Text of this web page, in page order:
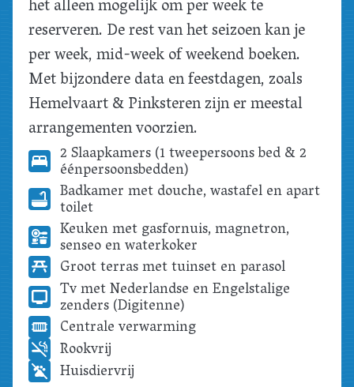
het alleen mogelijk om per week te
reserveren. De rest van het seizoen kan je
per week, mid-week of weekend boeken.
Met bijzondere data en feestdagen, zoals
Hemelvaart & Pinksteren zijn er meestal
arrangementen voorzien.
2 Slaapkamers (1 tweepersoons bed & 2
éénpersoonsbedden)
Badkamer met douche, wastafel en apart
toilet
Keuken met gasfornuis, magnetron,
senseo en waterkoker
Groot terras met tuinset en parasol
Tv met Nederlandse en Engelstalige
zenders (Digitenne)
Centrale verwarming
Rookvrij
Huisdiervrij